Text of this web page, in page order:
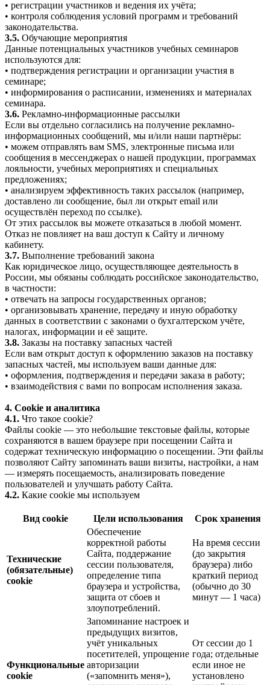
• регистрации участников и ведения их учёта;
• контроля соблюдения условий программ и требований
законодательства.
3.5. Обучающие мероприятия
Данные потенциальных участников учебных семинаров
используются для:
• подтверждения регистрации и организации участия в
семинаре;
• информирования о расписании, изменениях и материалах
семинара.
3.6. Рекламно-информационные рассылки
Если вы отдельно согласились на получение рекламно-
информационных сообщений, мы и/или наши партнёры:
• можем отправлять вам SMS, электронные письма или
сообщения в мессенджерах о нашей продукции, программах
лояльности, учебных мероприятиях и специальных
предложениях;
• анализируем эффективность таких рассылок (например,
доставлено ли сообщение, был ли открыт email или
осуществлён переход по ссылке).
От этих рассылок вы можете отказаться в любой момент.
Отказ не повлияет на ваш доступ к Сайту и личному
кабинету.
3.7. Выполнение требований закона
Как юридическое лицо, осуществляющее деятельность в
России, мы обязаны соблюдать российское законодательство,
в частности:
• отвечать на запросы государственных органов;
• организовывать хранение, передачу и иную обработку
данных в соответствии с законами о бухгалтерском учёте,
налогах, информации и её защите.
3.8. Заказы на поставку запасных частей
Если вам открыт доступ к оформлению заказов на поставку
запасных частей, мы используем ваши данные для:
• оформления, подтверждения и передачи заказа в работу;
• взаимодействия с вами по вопросам исполнения заказа.
4. Cookie и аналитика
4.1. Что такое cookie?
Файлы cookie — это небольшие текстовые файлы, которые
сохраняются в вашем браузере при посещении Сайта и
содержат техническую информацию о посещении. Эти файлы
позволяют Сайту запоминать ваши визиты, настройки, а нам
— измерять посещаемость, анализировать поведение
пользователей и улучшать работу Сайта.
4.2. Какие cookie мы используем
Вид cookie Цели использования Срок хранения
Технические
(обязательные)
cookie
Обеспечение
корректной работы
Сайта, поддержание
сессии пользователя,
определение типа
браузера и устройства,
защита от сбоев и
злоупотреблений.
На время сессии
(до закрытия
браузера) либо
краткий период
(обычно до 30
минут — 1 часа)
Функциональные
cookie
Запоминание настроек и
предыдущих визитов,
учёт уникальных
посетителей, упрощение
авторизации
(«запомнить меня»),
От сессии до 1
года; отдельные
если иное не
установлено